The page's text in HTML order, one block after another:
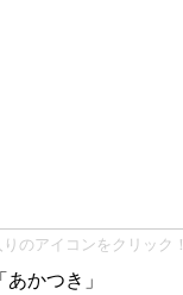
のアイコンをクリック！
「あかつき」